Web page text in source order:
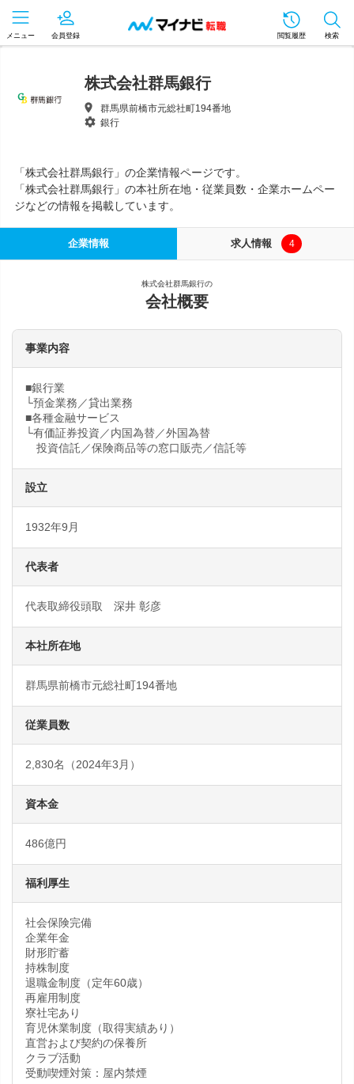
メニュー 会員登録 閲覧履歴 検索
株式会社群馬銀行
群馬県前橋市元総社町194番地
銀行
「株式会社群馬銀行」の企業情報ページです。
「株式会社群馬銀行」の本社所在地・従業員数・企業ホームペー
ジなどの情報を掲載しています。
企業情報 求人情報 4
株式会社群馬銀行の
会社概要
事業内容
■銀行業
└預金業務／貸出業務
■各種金融サービス
└有価証券投資／内国為替／外国為替
投資信託／保険商品等の窓口販売／信託等
設立
1932年9月
代表者
代表取締役頭取 深井 彰彦
本社所在地
群馬県前橋市元総社町194番地
従業員数
2,830名（2024年3月）
資本金
486億円
福利厚生
社会保険完備
企業年金
財形貯蓄
持株制度
退職金制度（定年60歳）
再雇用制度
寮社宅あり
育児休業制度（取得実績あり）
直営および契約の保養所
クラブ活動
受動喫煙対策：屋内禁煙